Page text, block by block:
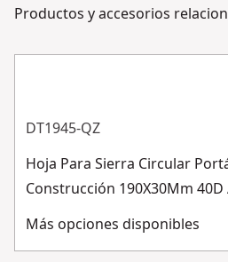
biselado con fines generales en
Ajuste variable del ángulo de
profundidad de corte a 61mm
Equilibrio óptimo para el
fatiga
formulario o teléfono.
Productos y accesorios
DT1945-QZ
Hoja Para Sierra Circular
Construcción 190X30Mm 40D
Más opciones disponibles